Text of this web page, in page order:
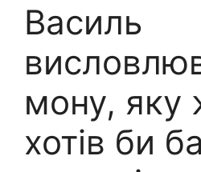
Василь
мону, яку
хотів би